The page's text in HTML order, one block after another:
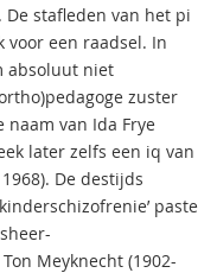
stafleden van het pi
voor een raadsel. In
absoluut niet
zuster
naam van Ida Frye
later zelfs een iq van
De destijds
paste
Meyknecht (1902-